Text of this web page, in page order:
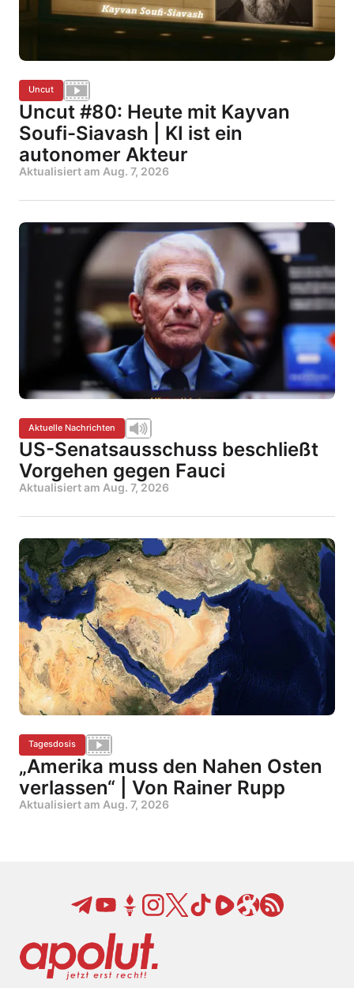
Uncut
Uncut #80: Heute mit Kayvan
Soufi-Siavash | KI ist ein
autonomer Akteur
Aktualisiert am Aug. 7, 2026
Aktuelle Nachrichten
US-Senatsausschuss beschließt
Vorgehen gegen Fauci
Aktualisiert am Aug. 7, 2026
Tagesdosis
„Amerika muss den Nahen Osten
verlassen“ | Von Rainer Rupp
Aktualisiert am Aug. 7, 2026